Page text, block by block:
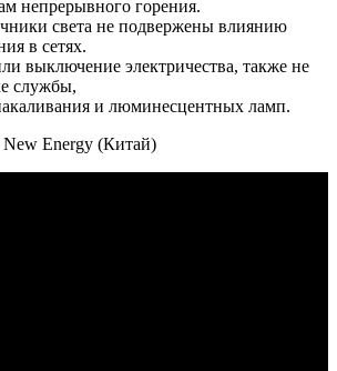
непрерывного горения.
света не подвержены влиянию
в сетях.
выключение электричества, также не
службы,
и люминесцентных ламп.
Energy (Китай)